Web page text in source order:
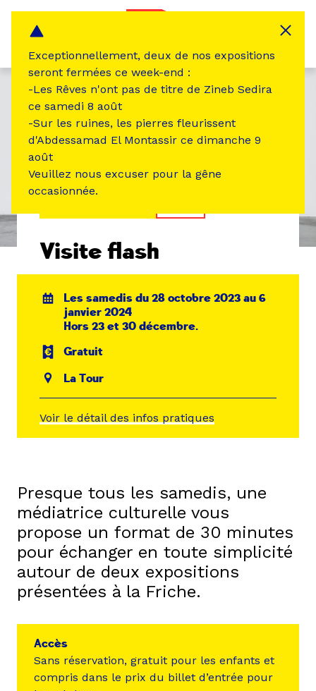
Visite flash
Les samedis du 28 octobre 2023 au 6
janvier 2024
Hors 23 et 30 décembre.
Gratuit
La Tour
Voir le détail des infos pratiques
Presque tous les samedis, une
médiatrice culturelle vous
propose un format de 30 minutes
pour échanger en toute simplicité
autour de deux expositions
présentées à la Friche.
Accès
Sans réservation, gratuit pour les enfants et
compris dans le prix du billet d’entrée pour
Exceptionnellement, deux de nos expositions
seront fermées ce week-end :
-Les Rêves n'ont pas de titre de Zineb Sedira
ce samedi 8 août
-Sur les ruines, les pierres fleurissent
d'Abdessamad El Montassir ce dimanche 9
août
Veuillez nous excuser pour la gêne
occasionnée.
Panneau de gestion des cookies